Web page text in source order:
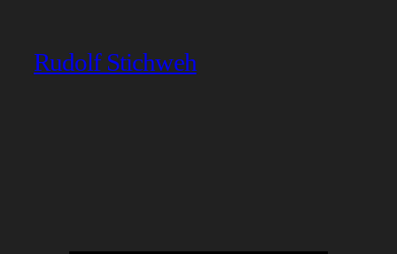
Rudolf Stichweh